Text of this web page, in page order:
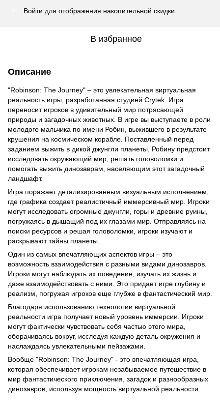
Войти для отображения накопительной скидки
В избранное
Описание
"Robinson: The Journey" – это увлекательная виртуальная
реальность игры, разработанная студией Crytek. Игра
переносит игроков в удивительный мир потрясающей
природы и загадочных животных. В игре вы выступаете в роли
молодого мальчика по имени Робин, выжившего в результате
крушения на космическом корабле. Поставленный перед
заданием выжить в дикой джунгли планеты, Робину предстоит
исследовать окружающий мир, решать головоломки и
помогать выжить динозаврам, населяющим этот загадочный
ландшафт.
Игра поражает детализированным визуальным исполнением,
где графика создает реалистичный иммерсивный мир. Игроки
могут исследовать огромные джунгли, горы и древние руины,
погружаясь в дышащий под их глазами мир. Отправляясь на
поиски ресурсов и решая головоломки, игроки изучают и
раскрывают тайны планеты.
Один из самых впечатляющих аспектов игры – это
возможность взаимодействия с разными видами динозавров.
Игроки могут наблюдать их поведение, изучать их жизнь и
даже взаимодействовать с ними. Это придает игре глубину и
реализм, погружая игроков еще глубже в фантастический мир.
Благодаря использованию технологии виртуальной
реальности игра получает новый уровень иммерсии. Игроки
могут фактически чувствовать себя частью этого мира,
оборачиваясь вокруг, исследуя каждую деталь окружения и
наслаждаясь увлекательными пейзажами.
Вообще "Robinson: The Journey" - это впечатляющая игра,
которая обеспечивает игрокам незабываемое путешествие в
мир фантастического приключения, загадок и разнообразных
динозавров, используя мощность виртуальной реальности.